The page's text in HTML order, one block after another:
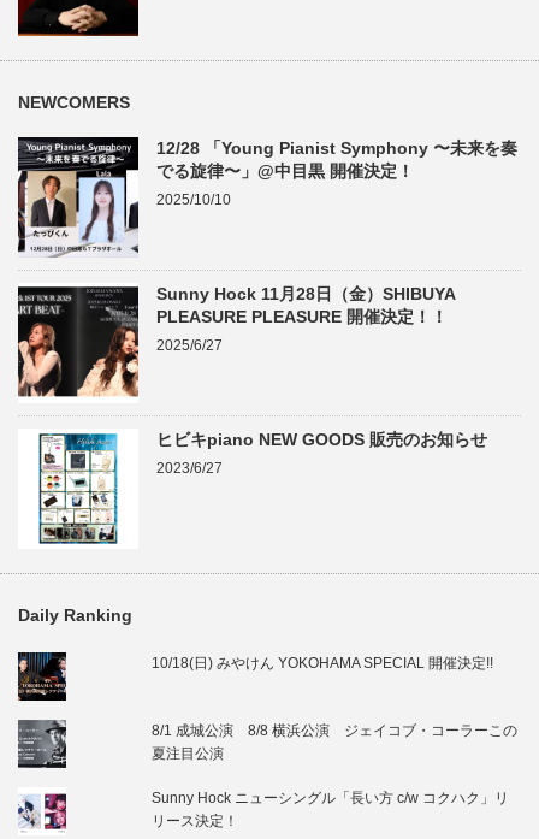
NEWCOMERS
12/28 「Young Pianist Symphony 〜未来を奏
でる旋律〜」@中目黒 開催決定！
2025/10/10
Sunny Hock 11月28日（金）SHIBUYA
PLEASURE PLEASURE 開催決定！！
2025/6/27
ヒビキpiano NEW GOODS 販売のお知らせ
2023/6/27
Daily Ranking
10/18(日) みやけん YOKOHAMA SPECIAL 開催決定!!
8/1 成城公演 8/8 横浜公演 ジェイコブ・コーラーこの
夏注目公演
Sunny Hock ニューシングル「長い方 c/w コクハク」リ
リース決定！